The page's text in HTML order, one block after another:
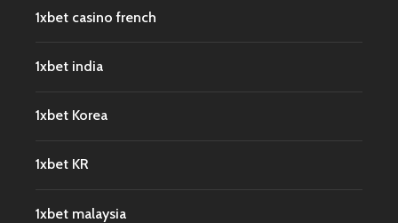
1xbet casino french
1xbet india
1xbet Korea
1xbet KR
1xbet malaysia